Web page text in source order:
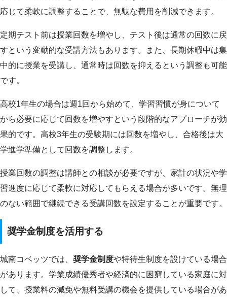
応じて柔軟に調整することで、無駄な費用を削減できます。
定期テスト前は授業回数を増やし、テスト後は通常の回数に戻
すという変動的な受講方法もあります。また、長期休暇中は集
中的に授業を受講し、通常時は回数を抑えるという調整も可能
です。
高校1年生の場合は週1回から始めて、学習習慣が身について
から必要に応じて回数を増やすという段階的なアプローチが効
果的です。高校3年生の受験期には回数を増やし、合格後は大
学進学準備として回数を調整します。
授業回数の調整は講師との相談が必要ですが、家計の状況や学
習進度に応じて柔軟に対応してもらえる場合が多いです。無理
のない範囲で継続できる受講回数を設定することが重要です。
奨学金制度を活用する
城南コベッツでは、 奨学金制度や特待生制度を設けている場合
があります。学業成績優秀者や経済的に困窮している家庭に対
して、授業料の減免や無料受講の機会を提供している場合があ